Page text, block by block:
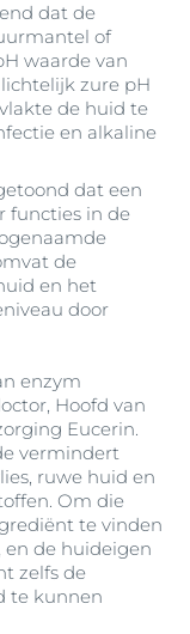
dat de
of
waarde van
zure pH
de huid te
en alkaline
dat een
functies in de
de
en het
door
enzym
Hoofd van
Eucerin.
vermindert
ruwe huid en
Om die
te vinden
en de huideigen
zelfs de
te kunnen